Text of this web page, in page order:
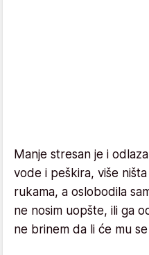
Manje stresan je i
vode i peškira, više
rukama, a oslobodila
ne nosim uopšte, ili ga
ne brinem da li će mu